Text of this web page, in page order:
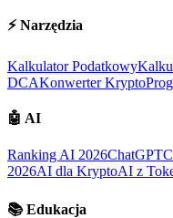
⚡ Narzędzia
Kalkulator Podatkowy
DCAKonwerter Krypto
🤖 AI
Ranking AI 2026ChatGPT
2026AI dla KryptoAI z
📚 Edukacja